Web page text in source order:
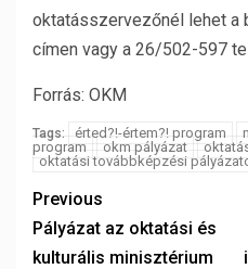
oktatásszervezőnél lehet a
címen vagy a 26/502-597
Forrás: OKM
Tags: érted?!-értem?! program
program
okm pályázat
oktatási továbbképzési
Previous
Pályázat az oktatási és
kulturális minisztérium